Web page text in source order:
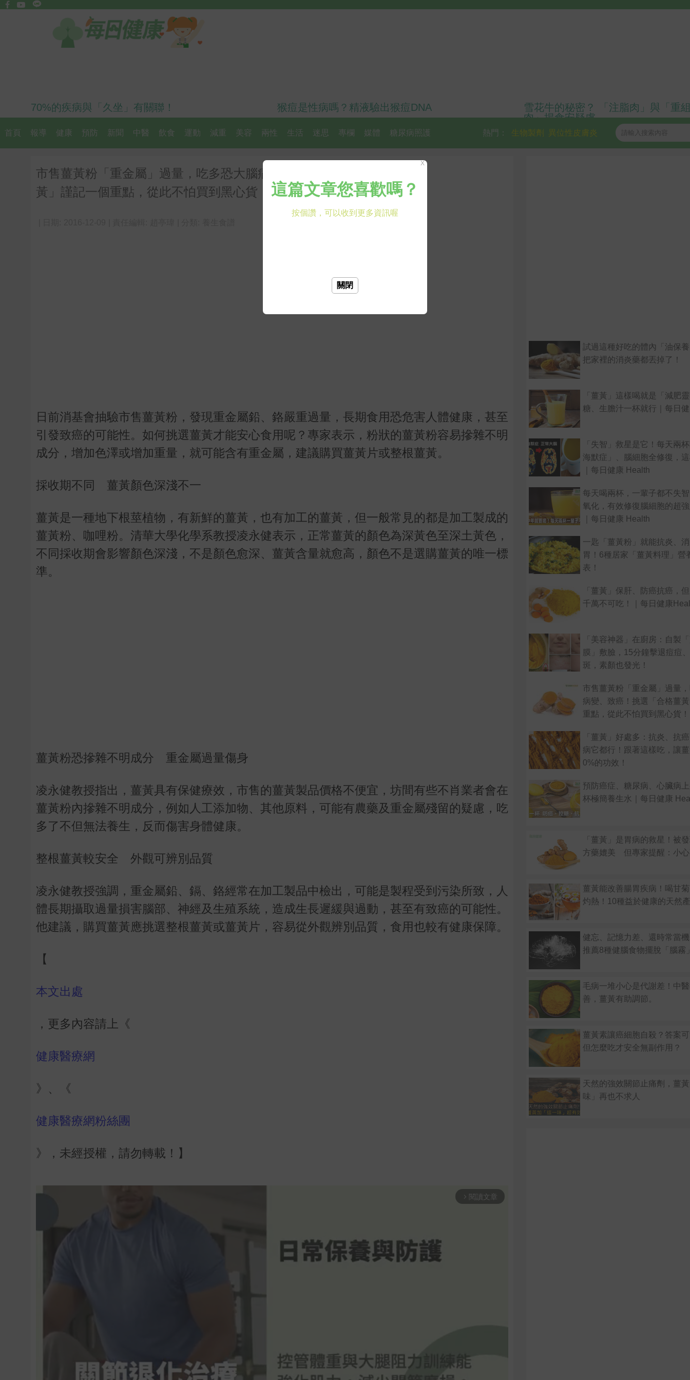
70%的疾病與「久坐」有關聯！ 猴痘是性病嗎？精液驗出猴痘DNA
雪花牛的秘密？ 「注脂肉」與「重
肉」揭食安疑慮
首頁 報導 健康 預防 新聞 中醫 飲食 運動 減重 美容 兩性 生活 迷思 專欄 媒體 糖尿病照護 異位性皮膚炎
生物製劑
熱門：
市售薑黃粉「重金屬」過量，吃多恐大腦病變、致癌！挑選「合格薑
黃」謹記一個重點，從此不怕買到黑心貨！
日前消基會抽驗市售薑黃粉，發現重金屬鉛、鉻嚴重過量，長期食用恐危害人體健康，甚至
引發致癌的可能性。如何挑選薑黃才能安心食用呢？專家表示，粉狀的薑黃粉容易摻雜不明
成分，增加色澤或增加重量，就可能含有重金屬，建議購買薑黃片或整根薑黃。
採收期不同 薑黃顏色深淺不一
薑黃是一種地下根莖植物，有新鮮的薑黃，也有加工的薑黃，但一般常見的都是加工製成的
薑黃粉、咖哩粉。清華大學化學系教授凌永健表示，正常薑黃的顏色為深黃色至深土黃色，
不同採收期會影響顏色深淺，不是顏色愈深、薑黃含量就愈高，顏色不是選購薑黃的唯一標
準。
薑黃粉恐摻雜不明成分 重金屬過量傷身
凌永健教授指出，薑黃具有保健療效，市售的薑黃製品價格不便宜，坊間有些不肖業者會在
薑黃粉內摻雜不明成分，例如人工添加物、其他原料，可能有農藥及重金屬殘留的疑慮，吃
多了不但無法養生，反而傷害身體健康。
整根薑黃較安全 外觀可辨別品質
凌永健教授強調，重金屬鉛、鎘、鉻經常在加工製品中檢出，可能是製程受到污染所致，人
體長期攝取過量損害腦部、神經及生殖系統，造成生長遲緩與過動，甚至有致癌的可能性。
他建議，購買薑黃應挑選整根薑黃或薑黃片，容易從外觀辨別品質，食用也較有健康保障。
【
本文出處
，更多內容請上《
健康醫療網
》、《
健康醫療網粉絲團
》，未經授權，請勿轉載！】
arrow_forward_ios 閱讀文章
試過這種好吃的體內「油保
把家裡的消炎藥都丟掉了！
「薑黃」這樣喝就是「減肥
糖、生膽汁一杯就行｜每日
「失智」救星是它！每天兩
海默症」、腦細胞全修復，
｜每日健康 Health
每天喝兩杯，一輩子都不失
氧化，有效修復腦細胞的超
｜每日健康 Health
一匙「薑黃粉」就能抗炎、
胃！6種居家「薑黃料理」營
表！
「薑黃」保肝、防癌抗癌，
千萬不可吃！｜每日健康
「美容神器」在廚房：自製
膜」敷臉，15分鐘擊退痘痘
斑，素顏也發光！
市售薑黃粉「重金屬」過量
病變、致癌！挑選「合格薑
重點，從此不怕買到黑心貨！
「薑黃」好處多：抗炎、抗
病它都行！跟著這樣吃，讓
0%的功效！
預防癌症、糖尿病、心臟病
杯極簡養生水｜每日健康
「薑黃」是胃病的救星！被
方藥媲美 但專家提醒：小
薑黃能改善腸胃疾病！喝甘
灼熱！10種益於健康的天然
健忘、記憶力差、還時常當
推薦8種健腦食物擺脫「腦霧
毛病一堆小心是代謝差！中
善，薑黃有助調節。
薑黃素讓癌細胞自殺？答案
但怎麼吃才安全無副作用？
天然的強效關節止痛劑，薑
味」再也不求人
X
關閉